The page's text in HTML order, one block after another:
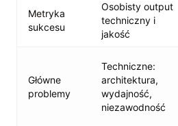
Metryka
sukcesu
Osobisty output
techniczny i
jakość
Główne
problemy
Techniczne:
architektura,
wydajność,
niezawodność